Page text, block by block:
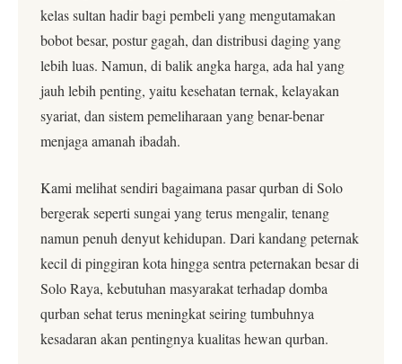
kelas sultan hadir bagi pembeli yang mengutamakan
bobot besar, postur gagah, dan distribusi daging yang
lebih luas. Namun, di balik angka harga, ada hal yang
jauh lebih penting, yaitu kesehatan ternak, kelayakan
syariat, dan sistem pemeliharaan yang benar-benar
menjaga amanah ibadah.
Kami melihat sendiri bagaimana pasar qurban di Solo
bergerak seperti sungai yang terus mengalir, tenang
namun penuh denyut kehidupan. Dari kandang peternak
kecil di pinggiran kota hingga sentra peternakan besar di
Solo Raya, kebutuhan masyarakat terhadap domba
qurban sehat terus meningkat seiring tumbuhnya
kesadaran akan pentingnya kualitas hewan qurban.